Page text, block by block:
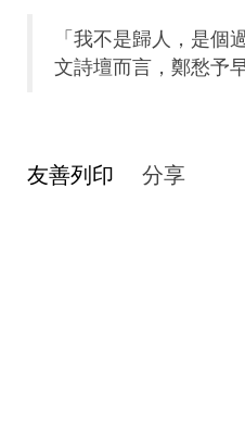
「我不是歸人，是
文詩壇而言，鄭愁予
友善列印 分享